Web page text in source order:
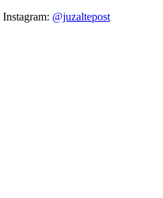
Instagram: @juzaltepost